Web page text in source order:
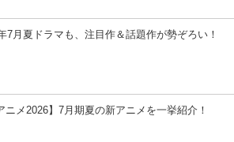
7月夏ドラマも、注目作＆話題作が勢ぞろい！
ニメ2026】7月期夏の新アニメを一挙紹介！